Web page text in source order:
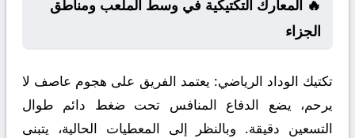
🔥 المعارك التكتيكية في وسط الملعب ومناطق
الجزاء
تكتيك الوداد الرياضي: يعتمد الفريق على هجوم عاصف لا
يرحم، يضع الدفاع المنافس تحت ضغط دائم طوال
التسعين دقيقة. وبالنظر إلى المعطيات الحالية، يتبنى